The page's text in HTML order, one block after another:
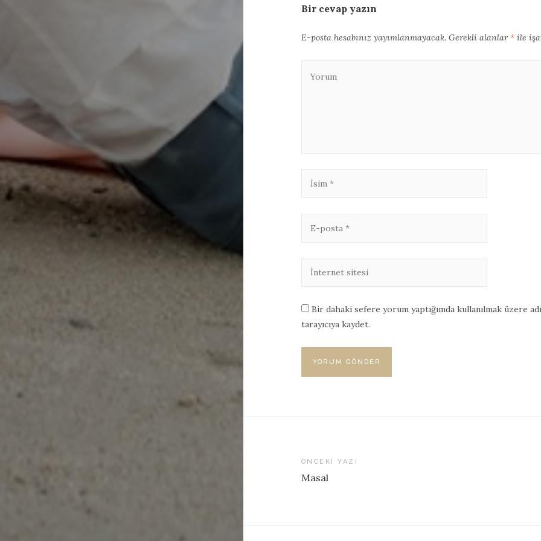
Bir cevap yazın
E-posta hesabınız yayımlanmayacak. Gerekli alanlar*ile
Bir dahaki sefere yorum yaptığımda kullanılmak üzere
tarayıcıya kaydet.
ÖNCEKI YAZI
Masal